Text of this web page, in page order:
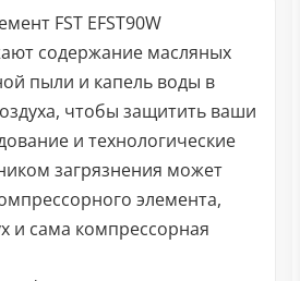
FST EFST90W
содержание масляных
пыли и капель воды в
чтобы защитить ваши
и технологические
загрязнения может
элемента,
и сама компрессорная